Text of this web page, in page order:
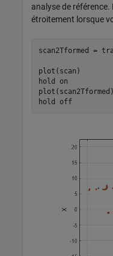
analyse de
étroitement lorsque
scan2Tformed =
plot(scan)
hold
on
plot(scan2Tformed)
hold
off